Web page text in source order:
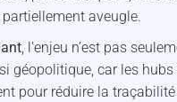
aveugle.
, l’enjeu n’est pas
géopolitique, car les
pour réduire la